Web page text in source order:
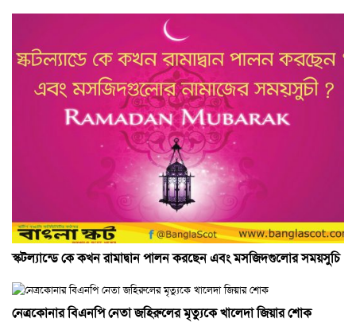
স্কটল্যান্ডে কে কখন রামাদ্বান পালন করছেন এবং মসজিদগুলোর সময়সুচি
নেত্রকোনার বিএনপি নেতা জহিরুলের মৃত্যুকে খালেদা জিয়ার শোক